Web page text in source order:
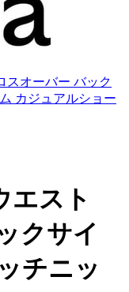
スオーバー バック
カジュアルショー
エスト
クサイ
チニッ